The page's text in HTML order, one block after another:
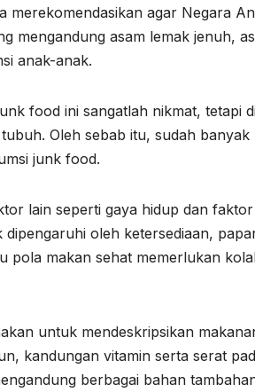
merekomendasikan agar Negara
mengandung asam lemak jenuh,
anak-anak.
food ini sangatlah nikmat, tetapi
Oleh sebab itu, sudah
junk food.
lain seperti gaya hidup dan
oleh ketersediaan,
pola makan sehat memerlukan
untuk mendeskripsikan
kandungan vitamin serta serat
berbagai bahan